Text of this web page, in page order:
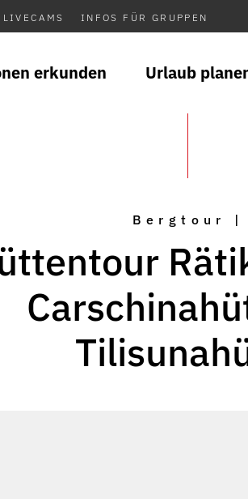
LIVECAMS INFOS FÜR GRUPPEN
erkunden Urlaub
Bergtour |